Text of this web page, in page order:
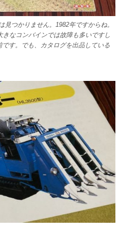
見つかりません。1982年ですからね。
きなコンバインでは故障も多いですし
す。でも、カタログを出品している